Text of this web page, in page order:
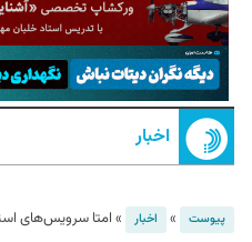
اخبار
پیوست » اخبار » امتا سرویس‌های